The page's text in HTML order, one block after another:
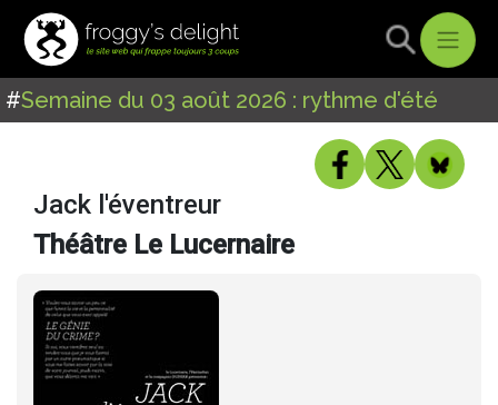
#Semaine du 03 août 2026 : rythme d'été
Jack l'éventreur
Théâtre Le Lucernaire